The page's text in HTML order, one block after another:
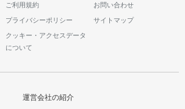
ご利用規約 お問い合わせ
プライバシーポリシー サイトマップ
クッキー・アクセスデータ
について
運営会社の紹介